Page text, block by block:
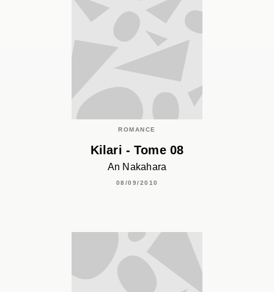
ROMANCE
Kilari - Tome 08
An Nakahara
08/09/2010